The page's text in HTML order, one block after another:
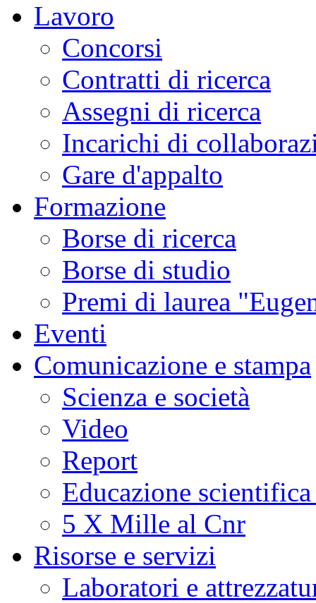
Lavoro
Concorsi
Contratti di ricerca
Assegni di ricerca
Incarichi di
Gare d'appalto
Formazione
Borse di ricerca
Borse di studio
Premi di laurea
Eventi
Comunicazione e stampa
Scienza e società
Video
Report
Educazione
5 X Mille al Cnr
Risorse e servizi
Laboratori e